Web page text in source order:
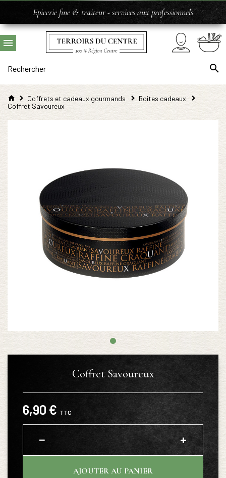
Epicerie fine & traiteur - services aux professionnels
Coffrets et cadeaux gourmands
Boites cadeaux
Coffret Savoureux
Coffret Savoureux
6,90 € TTC
− +
AJOUTER AU PANIER